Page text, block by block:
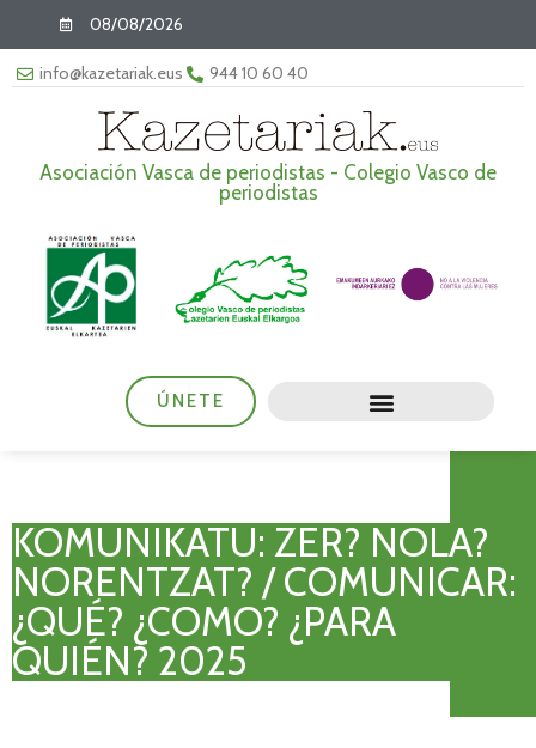
08/08/2026
info@kazetariak.eus 944 10 60 40
Asociación Vasca de periodistas - Colegio Vasco de
periodistas
ÚNETE
KOMUNIKATU: ZER? NOLA?
NORENTZAT? / COMUNICAR:
¿QUÉ? ¿COMO? ¿PARA
QUIÉN? 2025